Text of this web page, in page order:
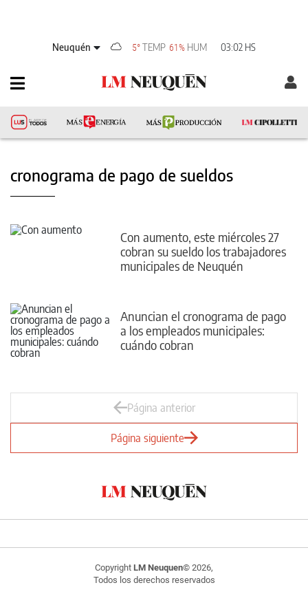
Neuquén 5°TEMP 61% HUM 03:02 HS
cronograma de pago de sueldos
Con aumento, este miércoles 27
cobran su sueldo los trabajadores
municipales de Neuquén
Anuncian el cronograma de pago
a los empleados municipales:
cuándo cobran
Página anterior
Página siguiente
Copyright LM Neuquen© 2026,
Todos los derechos reservados